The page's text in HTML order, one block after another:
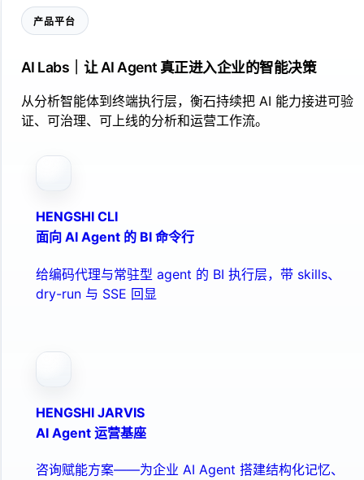
产品平台
AI Labs｜让 AI Agent 真正进入企业的智能决策
从分析智能体到终端执行层，衡石持续把 AI 能力接进可验
证、可治理、可上线的分析和运营工作流。
HENGSHI CLI
面向 AI Agent 的 BI 命令行
给编码代理与常驻型 agent 的 BI 执行层，带 skills、
dry-run 与 SSE 回显
HENGSHI JARVIS
AI Agent 运营基座
咨询赋能方案——为企业 AI Agent 搭建结构化记忆、